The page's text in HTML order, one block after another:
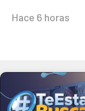
Hace 6 horas